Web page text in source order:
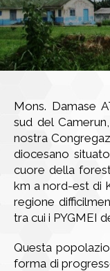
Mons. Damase
sud del
nostra
diocesano
cuore della
km a nord-est di
regione
tra cui i PYGMEI
Questa
forma di